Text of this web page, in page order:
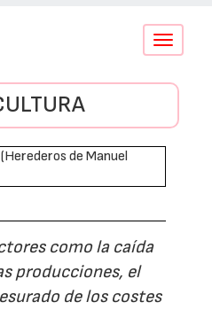
Conmutar
como la caída
producciones, el
de los costes